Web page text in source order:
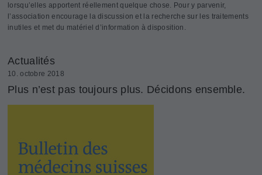
lorsqu’elles apportent réellement quelque chose. Pour y parvenir,
l’association encourage la discussion et la recherche sur les traitements
inutiles et met du matériel d’information à disposition.
Actualités
10. octobre 2018
Plus n’est pas toujours plus. Décidons ensemble.